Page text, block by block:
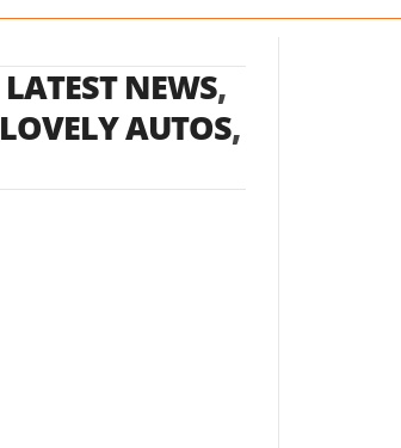
LATEST NEWS,
LOVELY AUTOS,